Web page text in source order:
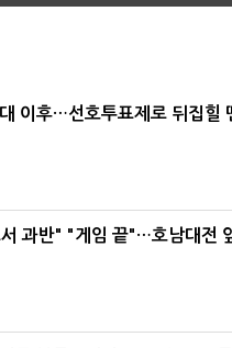
이후…선호투표제로 뒤집힐
과반" "게임 끝"…호남대전